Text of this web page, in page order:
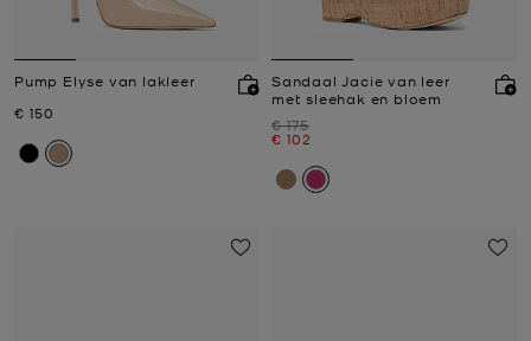
Pump Elyse van lakleer
Nu
€ 150
Sandaal Jacie van leer
met sleehak en bloem
Was
€ 175
Nu
€ 102